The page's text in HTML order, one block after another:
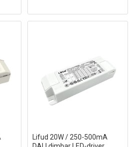
Lifud 20W / 250-500mA